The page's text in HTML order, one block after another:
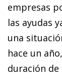
empresas
las ayudas
una
hace un
duración